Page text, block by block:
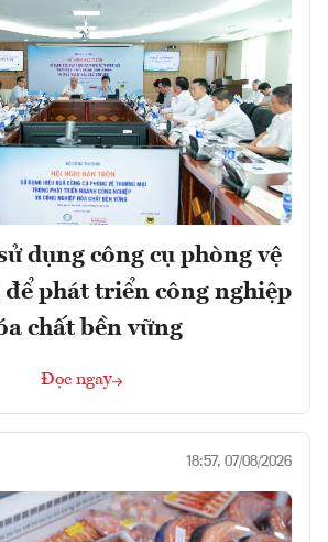
dụng công cụ phòng vệ
phát triển công nghiệp
chất bền vững
Đọc ngay
18:57, 07/08/2026